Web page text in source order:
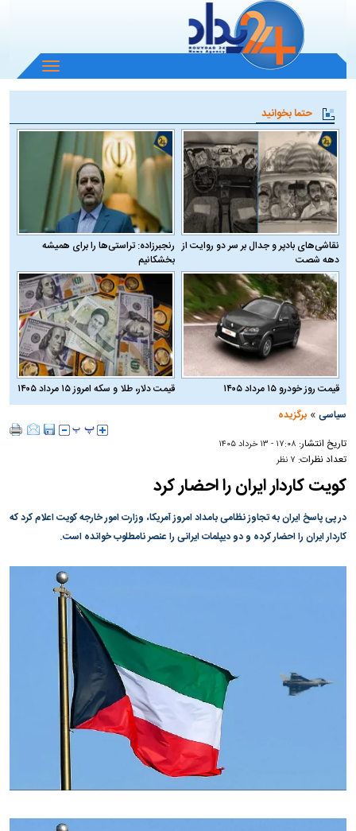
باز
و
منو
حتما بخوانید
نقاشی‌های بادپر و جدال بر سر دو روایت از
دهه شصت
رنجبرزاده: تراستی‌ها را برای همیشه
بخشکانیم
قیمت روز خودرو ۱۵ مرداد ۱۴۰۵
قیمت دلار، طلا و سکه امروز ۱۵ مرداد ۱۴۰۵
سیاسی »برگزیده
تاریخ انتشار: ۱۷:۰۸ - ۱۳ خرداد ۱۴۰۵
تعداد نظرات: ۷ نظر
کویت کاردار ایران را احضار کرد
در پی پاسخ ایران به تجاوز نظامی بامداد امروز آمریکا، وزارت امور خارجه کویت اعلام کرد که
کاردار ایران را احضار کرده و دو دیپلمات ایرانی را عنصر نامطلوب خوانده است.